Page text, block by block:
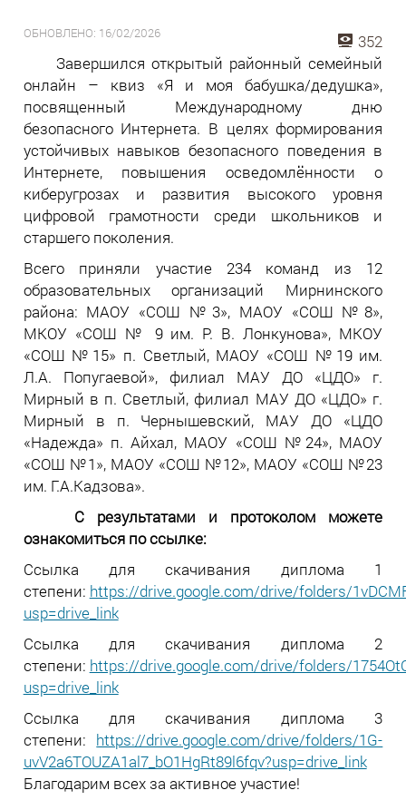
ОБНОВЛЕНО: 16/02/2026
352
Завершился открытый районный семейный
онлайн – квиз «Я и моя бабушка/дедушка»,
посвященный Международному дню
безопасного Интернета. В целях формирования
устойчивых навыков безопасного поведения в
Интернете, повышения осведомлённости о
киберугрозах и развития высокого уровня
цифровой грамотности среди школьников и
старшего поколения.
Всего приняли участие 234 команд из 12
образовательных организаций Мирнинского
района: МАОУ «СОШ №3», МАОУ «СОШ №8»,
МКОУ «СОШ № 9 им. Р. В. Лонкунова», МКОУ
«СОШ №15» п. Светлый, МАОУ «СОШ №19 им.
Л.А. Попугаевой», филиал МАУ ДО «ЦДО» г.
Мирный в п. Светлый, филиал МАУ ДО «ЦДО» г.
Мирный в п. Чернышевский, МАУ ДО «ЦДО
«Надежда» п. Айхал, МАОУ «СОШ №24», МАОУ
«СОШ №1», МАОУ «СОШ №12», МАОУ «СОШ №23
им. Г.А.Кадзова».
С результатами и протоколом можете
ознакомиться по ссылке:
Ссылка для скачивания диплома 1
степени: https://drive.google.com/drive/folders/
usp=drive_link
Ссылка для скачивания диплома 2
степени: https://drive.google.com/drive/folders/
usp=drive_link
Ссылка для скачивания диплома 3
степени: https://drive.google.com/drive/folders/1G-
uvV2a6TOUZA1al7_bO1HgRt89l6fqv?usp=drive_link
Благодарим всех за активное участие!